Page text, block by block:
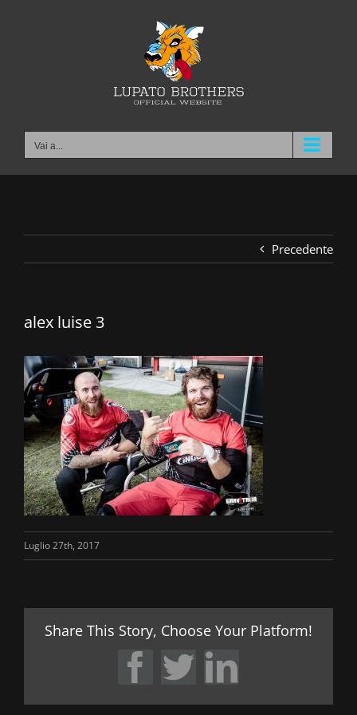
Vai a...
Precedente
alex luise 3
Luglio 27th, 2017
Share This Story, Choose Your Platform!
Facebook
TwitterLinkedIn